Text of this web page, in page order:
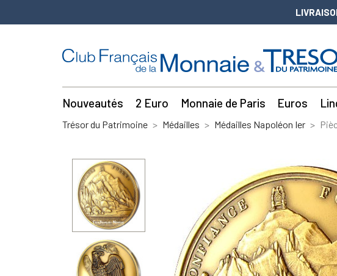
Nouveautés 2 Euro Monnaie de Paris Euros
Trésor du Patrimoine Médailles Médailles Napoléon Ier